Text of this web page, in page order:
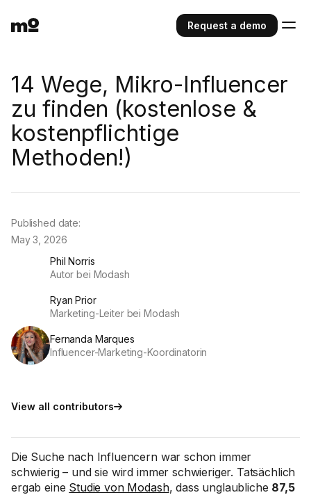
Request a demo
14 Wege, Mikro-Influencer
zu finden (kostenlose &
kostenpflichtige
Methoden!)
Phil Norris
Autor bei Modash
Ryan Prior
Marketing-Leiter bei Modash
Fernanda Marques
Influencer-Marketing-Koordinatorin
View all contributors
Published date:
May 3, 2026
Die Suche nach Influencern war schon immer
schwierig – und sie wird immer schwieriger. Tatsächlich
ergab eine Studie von Modash, dass unglaubliche 87,5